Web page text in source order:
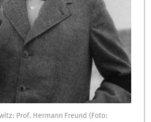
Prof. Hermann Freund (Foto: